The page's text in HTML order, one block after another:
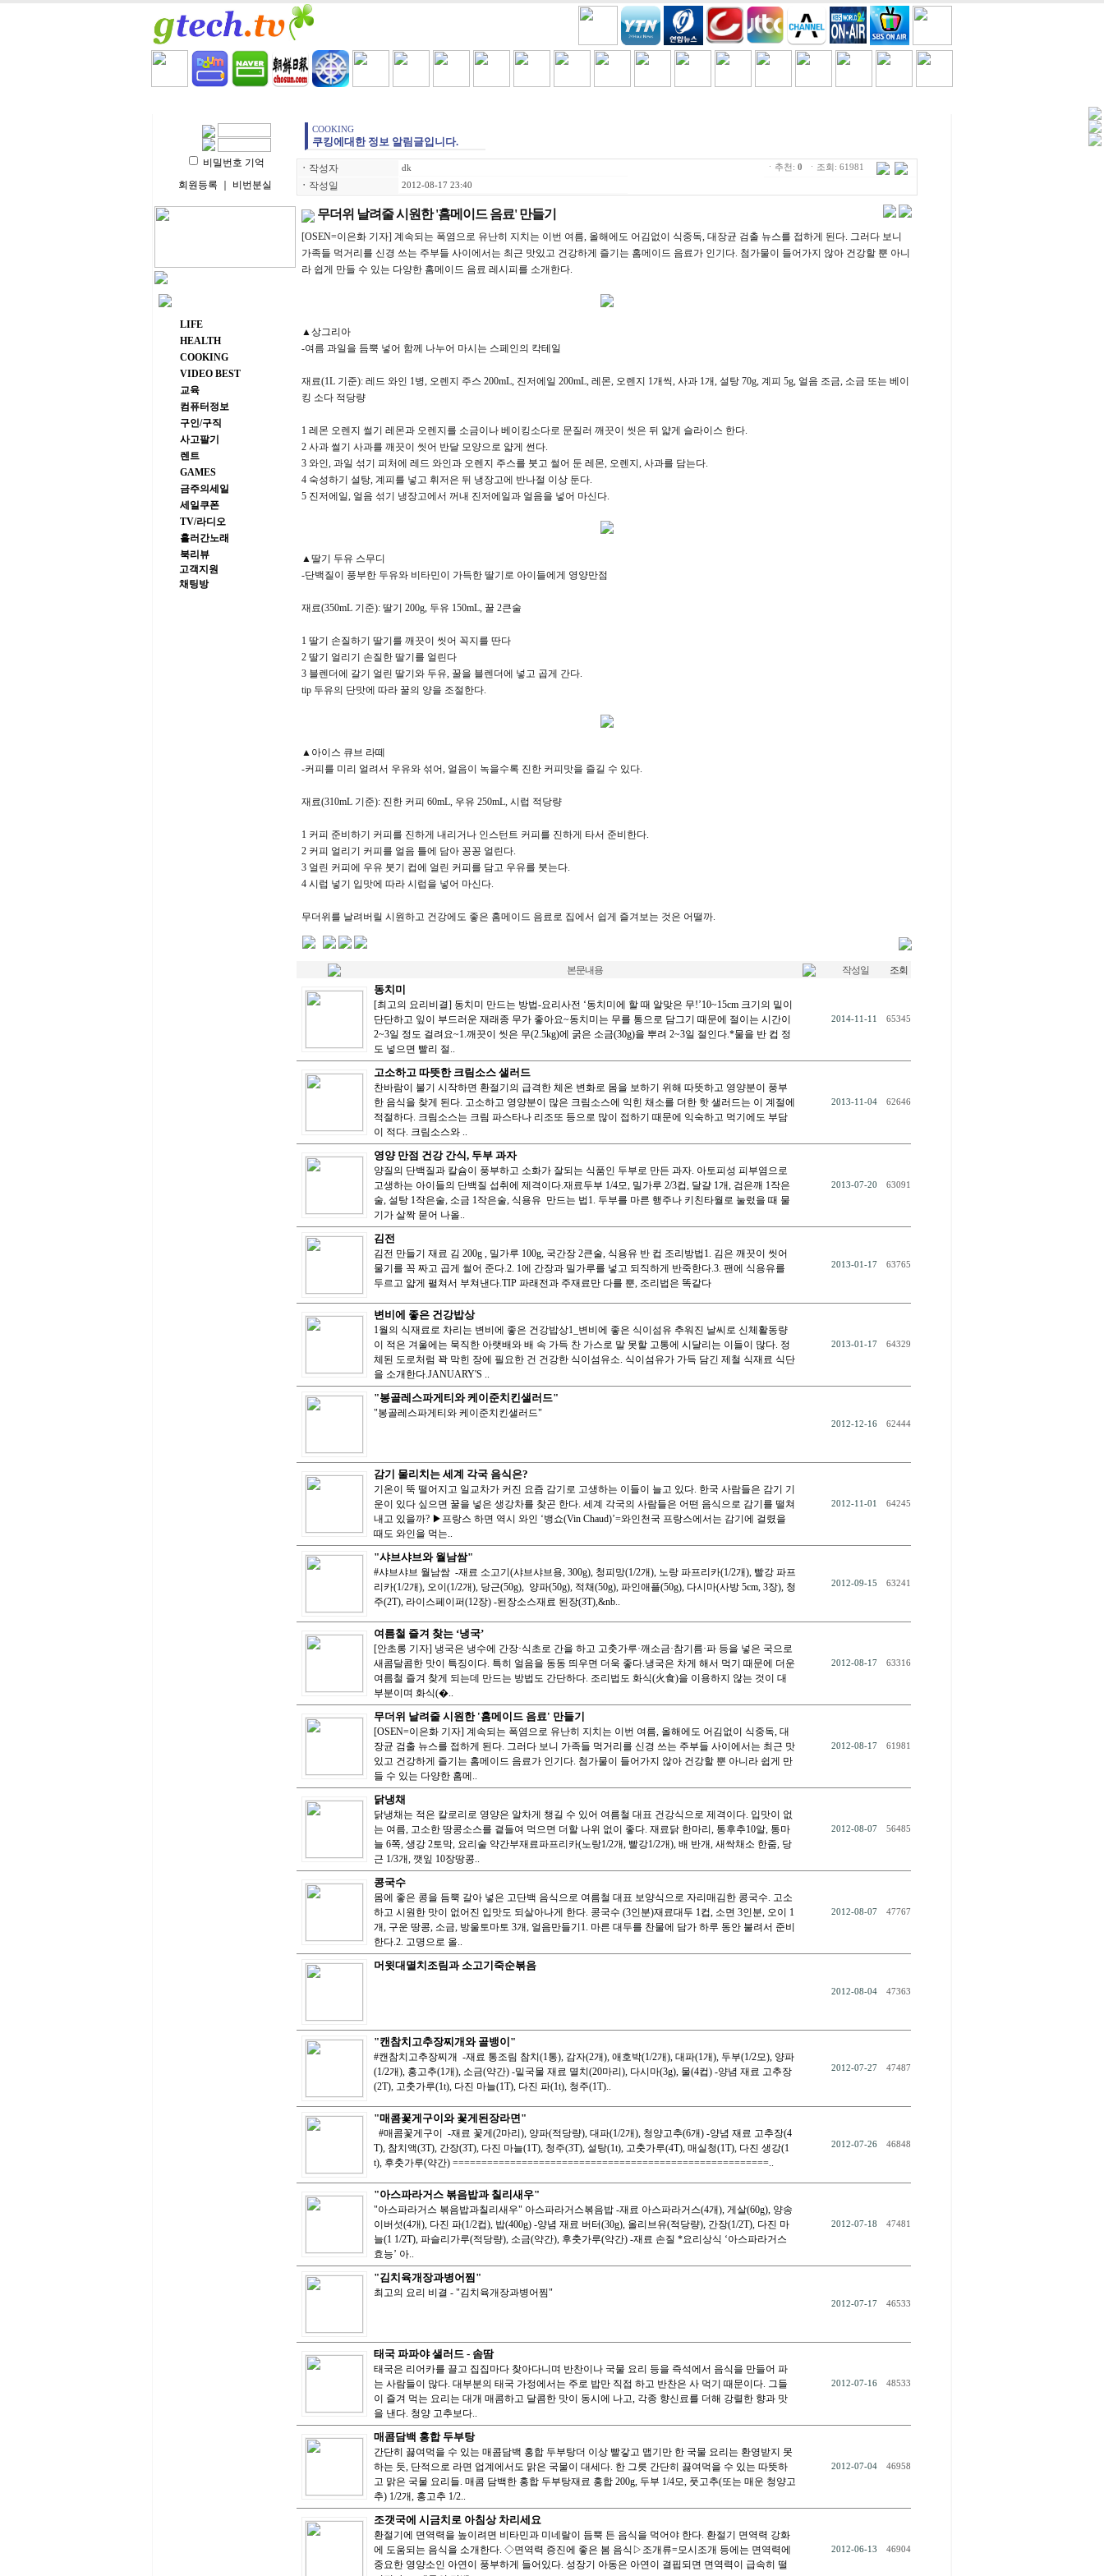
비밀번호 기억
회원등록
비번분실
주요 메뉴
LIFE
HEALTH
COOKING
VIDEO BEST
교육
컴퓨터정보
구인/구직
사고팔기
렌트
GAMES
금주의세일
세일쿠폰
TV/라디오
흘러간노래
북리뷰
고객지원
채팅방
COOKING
쿠킹에대한 정보 알림글입니다.
ㆍ 작성자 dk
ㆍ 작성일 2012-08-17 23:40
ㆍ추천: 0 ㆍ조회: 61981
무더위 날려줄 시원한 '홈메이드 음료' 만들기
[OSEN=이은화 기자] 계속되는 폭염으로 유난히 지치는 이번 여름, 올해에도 어김없이 식중독, 대장균 검출 뉴스를 접하게 된다. 그러다 보니
가족들 먹거리를 신경 쓰는 주부들 사이에서는 최근 맛있고 건강하게 즐기는 홈메이드 음료가 인기다. 첨가물이 들어가지 않아 건강할 뿐 아니
라 쉽게 만들 수 있는 다양한 홈메이드 음료 레시피를 소개한다.
▲상그리아
-여름 과일을 듬뿍 넣어 함께 나누어 마시는 스페인의 칵테일
재료(1L 기준): 레드 와인 1병, 오렌지 주스 200mL, 진저에일 200mL, 레몬, 오렌지 1개씩, 사과 1개, 설탕 70g, 계피 5g, 얼음 조금, 소금 또는 베이
킹 소다 적당량
1 레몬 오렌지 썰기 레몬과 오렌지를 소금이나 베이킹소다로 문질러 깨끗이 씻은 뒤 얇게 슬라이스 한다.
2 사과 썰기 사과를 깨끗이 씻어 반달 모양으로 얇게 썬다.
3 와인, 과일 섞기 피처에 레드 와인과 오렌지 주스를 붓고 썰어 둔 레몬, 오렌지, 사과를 담는다.
4 숙성하기 설탕, 계피를 넣고 휘저은 뒤 냉장고에 반나절 이상 둔다.
5 진저에일, 얼음 섞기 냉장고에서 꺼내 진저에일과 얼음을 넣어 마신다.
▲딸기 두유 스무디
-단백질이 풍부한 두유와 비타민이 가득한 딸기로 아이들에게 영양만점
재료(350mL 기준): 딸기 200g, 두유 150mL, 꿀 2큰술
1 딸기 손질하기 딸기를 깨끗이 씻어 꼭지를 딴다
2 딸기 얼리기 손질한 딸기를 얼린다
3 블렌더에 갈기 얼린 딸기와 두유, 꿀을 블렌더에 넣고 곱게 간다.
tip 두유의 단맛에 따라 꿀의 양을 조절한다.
▲아이스 큐브 라떼
-커피를 미리 얼려서 우유와 섞어, 얼음이 녹을수록 진한 커피맛을 즐길 수 있다.
재료(310mL 기준): 진한 커피 60mL, 우유 250mL, 시럽 적당량
1 커피 준비하기 커피를 진하게 내리거나 인스턴트 커피를 진하게 타서 준비한다.
2 커피 얼리기 커피를 얼음 틀에 담아 꽁꽁 얼린다.
3 얼린 커피에 우유 붓기 컵에 얼린 커피를 담고 우유를 붓는다.
4 시럽 넣기 입맛에 따라 시럽을 넣어 마신다.
무더위를 날려버릴 시원하고 건강에도 좋은 홈메이드 음료로 집에서 쉽게 즐겨보는 것은 어떨까.
본문내용 작성일 조회
동치미
[최고의 요리비결] 동치미 만드는 방법-요리사전 ‘동치미에 할 때 알맞은 무!’10~15cm 크기의 밑이
단단하고 잎이 부드러운 재래종 무가 좋아요~동치미는 무를 통으로 담그기 때문에 절이는 시간이
2~3일 정도 걸려요~1.깨끗이 씻은 무(2.5kg)에 굵은 소금(30g)을 뿌려 2~3일 절인다.*물을 반 컵 정
도 넣으면 빨리 절..
2014-11-11 65345
고소하고 따뜻한 크림소스 샐러드
찬바람이 불기 시작하면 환절기의 급격한 체온 변화로 몸을 보하기 위해 따뜻하고 영양분이 풍부
한 음식을 찾게 된다. 고소하고 영양분이 많은 크림소스에 익힌 채소를 더한 핫 샐러드는 이 계절에
적절하다. 크림소스는 크림 파스타나 리조또 등으로 많이 접하기 때문에 익숙하고 먹기에도 부담
이 적다. 크림소스와 ..
2013-11-04 62646
영양 만점 건강 간식, 두부 과자
양질의 단백질과 칼슘이 풍부하고 소화가 잘되는 식품인 두부로 만든 과자. 아토피성 피부염으로
고생하는 아이들의 단백질 섭취에 제격이다.재료두부 1/4모, 밀가루 2/3컵, 달걀 1개, 검은깨 1작은
술, 설탕 1작은술, 소금 1작은술, 식용유 만드는 법1. 두부를 마른 행주나 키친타월로 눌렀을 때 물
기가 살짝 묻어 나올..
2013-07-20 63091
김전
김전 만들기 재료 김 200g , 밀가루 100g, 국간장 2큰술, 식용유 반 컵 조리방법1. 김은 깨끗이 씻어
물기를 꼭 짜고 곱게 썰어 준다.2. 1에 간장과 밀가루를 넣고 되직하게 반죽한다.3. 팬에 식용유를
두르고 얇게 펼쳐서 부쳐낸다.TIP 파래전과 주재료만 다를 뿐, 조리법은 똑같다
2013-01-17 63765
변비에 좋은 건강밥상
1월의 식재료로 차리는 변비에 좋은 건강밥상1_변비에 좋은 식이섬유 추워진 날씨로 신체활동량
이 적은 겨울에는 묵직한 아랫배와 배 속 가득 찬 가스로 말 못할 고통에 시달리는 이들이 많다. 정
체된 도로처럼 꽉 막힌 장에 필요한 건 건강한 식이섬유소. 식이섬유가 가득 담긴 제철 식재료 식단
을 소개한다.JANUARY'S ..
2013-01-17 64329
"봉골레스파게티와 케이준치킨샐러드"
"봉골레스파게티와 케이준치킨샐러드"
2012-12-16 62444
감기 물리치는 세계 각국 음식은?
기온이 뚝 떨어지고 일교차가 커진 요즘 감기로 고생하는 이들이 늘고 있다. 한국 사람들은 감기 기
운이 있다 싶으면 꿀을 넣은 생강차를 찾곤 한다. 세계 각국의 사람들은 어떤 음식으로 감기를 떨쳐
내고 있을까? ▶프랑스 하면 역시 와인 ‘뱅쇼(Vin Chaud)’=와인천국 프랑스에서는 감기에 걸렸을
때도 와인을 먹는..
2012-11-01 64245
"샤브샤브와 월남쌈"
#샤브샤브 월남쌈 -재료 소고기(샤브샤브용, 300g), 청피망(1/2개), 노랑 파프리카(1/2개), 빨강 파프
리카(1/2개), 오이(1/2개), 당근(50g), 양파(50g), 적채(50g), 파인애플(50g), 다시마(사방 5cm, 3장), 청
주(2T), 라이스페이퍼(12장) -된장소스재료 된장(3T),&nb..
2012-09-15 63241
여름철 즐겨 찾는 ‘냉국’
[안초롱 기자] 냉국은 냉수에 간장·식초로 간을 하고 고춧가루·깨소금·참기름·파 등을 넣은 국으로
새콤달콤한 맛이 특징이다. 특히 얼음을 동동 띄우면 더욱 좋다.냉국은 차게 해서 먹기 때문에 더운
여름철 즐겨 찾게 되는데 만드는 방법도 간단하다. 조리법도 화식(火食)을 이용하지 않는 것이 대
부분이며 화식(�..
2012-08-17 63316
무더위 날려줄 시원한 '홈메이드 음료' 만들기
[OSEN=이은화 기자] 계속되는 폭염으로 유난히 지치는 이번 여름, 올해에도 어김없이 식중독, 대
장균 검출 뉴스를 접하게 된다. 그러다 보니 가족들 먹거리를 신경 쓰는 주부들 사이에서는 최근 맛
있고 건강하게 즐기는 홈메이드 음료가 인기다. 첨가물이 들어가지 않아 건강할 뿐 아니라 쉽게 만
들 수 있는 다양한 홈메..
2012-08-17 61981
닭냉채
닭냉채는 적은 칼로리로 영양은 알차게 챙길 수 있어 여름철 대표 건강식으로 제격이다. 입맛이 없
는 여름, 고소한 땅콩소스를 곁들여 먹으면 더할 나위 없이 좋다. 재료닭 한마리, 통후추10알, 통마
늘 6쪽, 생강 2토막, 요리술 약간부재료파프리카(노랑1/2개, 빨강1/2개), 배 반개, 새싹채소 한줌, 당
근 1/3개, 깻잎 10장땅콩..
2012-08-07 56485
콩국수
몸에 좋은 콩을 듬뿍 갈아 넣은 고단백 음식으로 여름철 대표 보양식으로 자리매김한 콩국수. 고소
하고 시원한 맛이 없어진 입맛도 되살아나게 한다. 콩국수 (3인분)재료대두 1컵, 소면 3인분, 오이 1
개, 구운 땅콩, 소금, 방울토마토 3개, 얼음만들기1. 마른 대두를 찬물에 담가 하루 동안 불려서 준비
한다.2. 고명으로 올..
2012-08-07 47767
머윗대멸치조림과 소고기죽순볶음
2012-08-04 47363
"캔참치고추장찌개와 골뱅이"
#캔참치고추장찌개 -재료 통조림 참치(1통), 감자(2개), 애호박(1/2개), 대파(1개), 두부(1/2모), 양파
(1/2개), 홍고추(1개), 소금(약간) -밑국물 재료 멸치(20마리), 다시마(3g), 물(4컵) -양념 재료 고추장
(2T), 고춧가루(1t), 다진 마늘(1T), 다진 파(1t), 청주(1T)..
2012-07-27 47487
"매콤꽃게구이와 꽃게된장라면"
#매콤꽃게구이 -재료 꽃게(2마리), 양파(적당량), 대파(1/2개), 청양고추(6개) -양념 재료 고추장(4
T), 참치액(3T), 간장(3T), 다진 마늘(1T), 청주(3T), 설탕(1t), 고춧가루(4T), 매실청(1T), 다진 생강(1
t), 후춧가루(약간) =======================================================..
2012-07-26 46848
"아스파라거스 볶음밥과 칠리새우"
"아스파라거스 볶음밥과칠리새우" 아스파라거스볶음밥 -재료 아스파라거스(4개), 게살(60g), 양송
이버섯(4개), 다진 파(1/2컵), 밥(400g) -양념 재료 버터(30g), 올리브유(적당량), 간장(1/2T), 다진 마
늘(1 1/2T), 파슬리가루(적당량), 소금(약간), 후춧가루(약간) -재료 손질 *요리상식 ‘아스파라거스
효능’ 아..
2012-07-18 47481
"김치육개장과병어찜"
최고의 요리 비결 - "김치육개장과병어찜"
2012-07-17 46533
태국 파파야 샐러드 - 솜땀
태국은 리어카를 끌고 집집마다 찾아다니며 반찬이나 국물 요리 등을 즉석에서 음식을 만들어 파
는 사람들이 많다. 대부분의 태국 가정에서는 주로 밥만 직접 하고 반찬은 사 먹기 때문이다. 그들
이 즐겨 먹는 요리는 대개 매콤하고 달콤한 맛이 동시에 나고, 각종 향신료를 더해 강렬한 향과 맛
을 낸다. 청양 고추보다..
2012-07-16 48533
매콤담백 홍합 두부탕
간단히 끓여먹을 수 있는 매콤담백 홍합 두부탕더 이상 빨갛고 맵기만 한 국물 요리는 환영받지 못
하는 듯, 단적으로 라면 업계에서도 맑은 국물이 대세다. 한 그릇 간단히 끓여먹을 수 있는 따뜻하
고 맑은 국물 요리들. 매콤 담백한 홍합 두부탕재료 홍합 200g, 두부 1/4모, 풋고추(또는 매운 청양고
추) 1/2개, 홍고추 1/2..
2012-07-04 46958
조갯국에 시금치로 아침상 차리세요
환절기에 면역력을 높이려면 비타민과 미네랄이 듬뿍 든 음식을 먹어야 한다. 환절기 면역력 강화
에 도움되는 음식을 소개한다. ◇면역력 증진에 좋은 봄 음식▷조개류=모시조개 등에는 면역력에
중요한 영양소인 아연이 풍부하게 들어있다. 성장기 아동은 아연이 결핍되면 면역력이 급속히 떨
2012-06-13 46904